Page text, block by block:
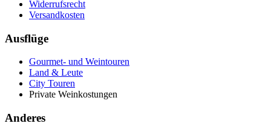
Widerrufsrecht
Versandkosten
Ausflüge
Gourmet- und Weintouren
Land & Leute
City Touren
Private Weinkostungen
Anderes